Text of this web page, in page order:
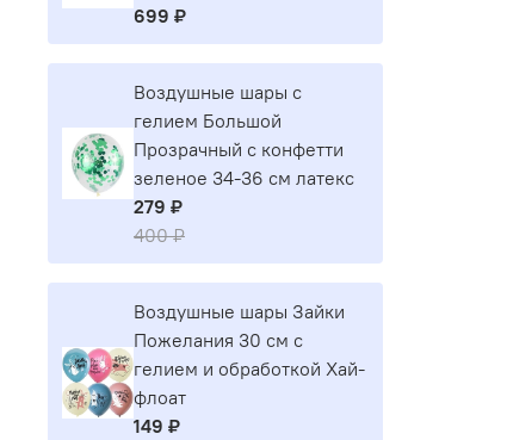
699 ₽
Воздушные шары с
гелием Большой
Прозрачный с конфетти
зеленое 34-36 см латекс
279 ₽
400 ₽
Воздушные шары Зайки
Пожелания 30 см с
гелием и обработкой Хай-
флоат
149 ₽